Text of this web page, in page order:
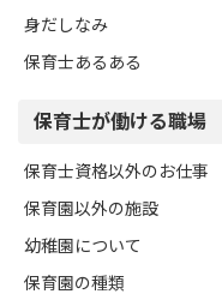
身だしなみ
保育士あるある
保育士が働ける職場
保育士資格以外のお仕事
保育園以外の施設
幼稚園について
保育園の種類